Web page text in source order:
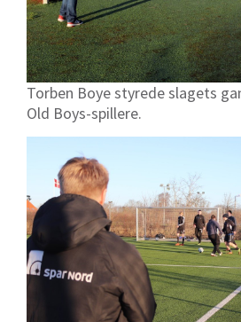
Torben Boye styrede slagets
Old Boys-spillere.